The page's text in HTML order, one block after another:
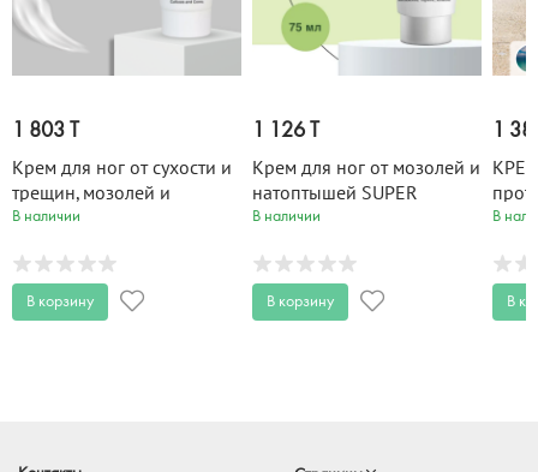
1 803 T
Крем для ног от сухости и
трещин, мозолей и
натоптышей PANTHENOL
В наличии
В корзину
1 126 T
Крем для ног от мозолей и
натоптышей SUPER
ПЯТКИ 75 мл
В наличии
В корзину
1
100
В
В